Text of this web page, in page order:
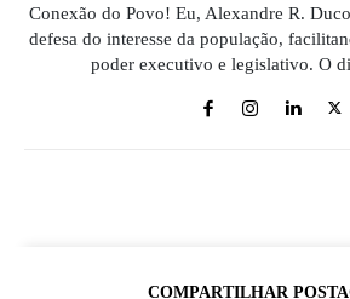
Conexão do Povo! Eu, Alexandre R.
defesa do interesse da população,
poder executivo e legislativo. O
COMPARTILHAR